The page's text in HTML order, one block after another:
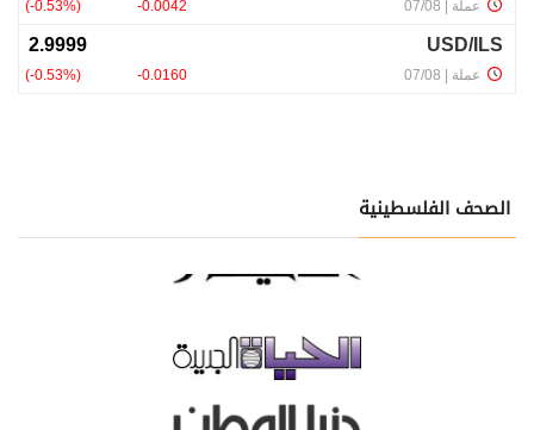
الصحف الفلسطينية